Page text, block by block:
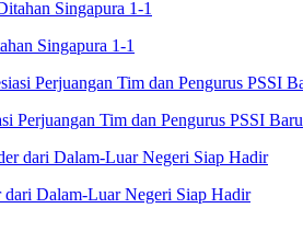
Singapura 1-1
Perjuangan Tim dan Pengurus PSSI Baru
Dalam-Luar Negeri Siap Hadir